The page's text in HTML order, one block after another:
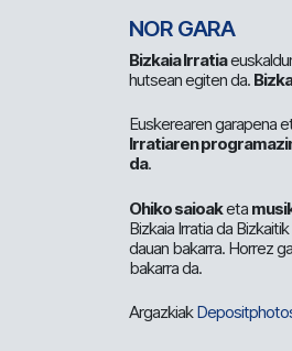
NOR GARA
Bizkaia Irratia
hutsean egiten da.
Euskerearen garapena
Irratiaren
da.
Ohiko saioaketa
Bizkaia Irratia da
dauan bakarra. Horrez
bakarra da.
Argazkiak